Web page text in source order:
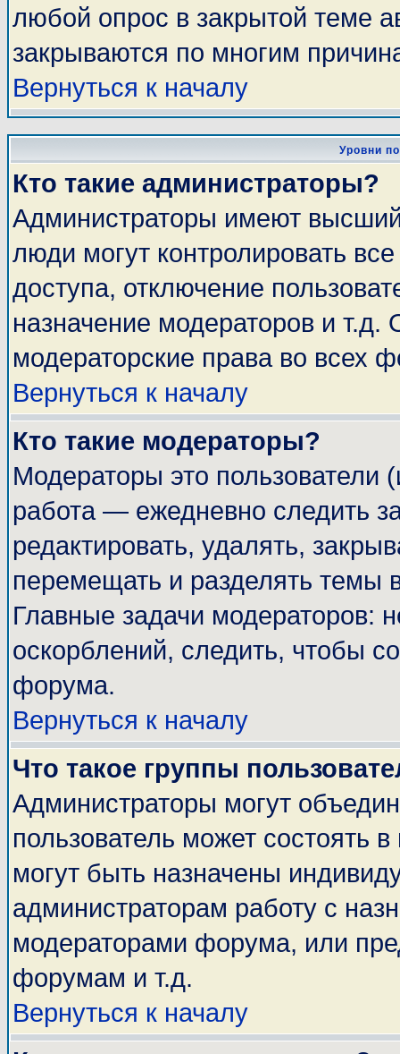
любой опрос в закрытой теме
закрываются по многим
Вернуться к началу
Уровни
Кто такие администраторы?
Администраторы имеют
люди могут контролировать
доступа, отключение
назначение модераторов и
модераторские права во всех
Вернуться к началу
Кто такие модераторы?
Модераторы это пользователи
работа — ежедневно следить
редактировать, удалять,
перемещать и разделять темы
Главные задачи модераторов:
оскорблений, следить, чтобы
форума.
Вернуться к началу
Что такое группы
Администраторы могут
пользователь может состоять
могут быть назначены
администраторам работу с
модераторами форума, или
форумам и т.д.
Вернуться к началу